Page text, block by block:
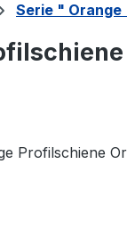
Serie " Orange